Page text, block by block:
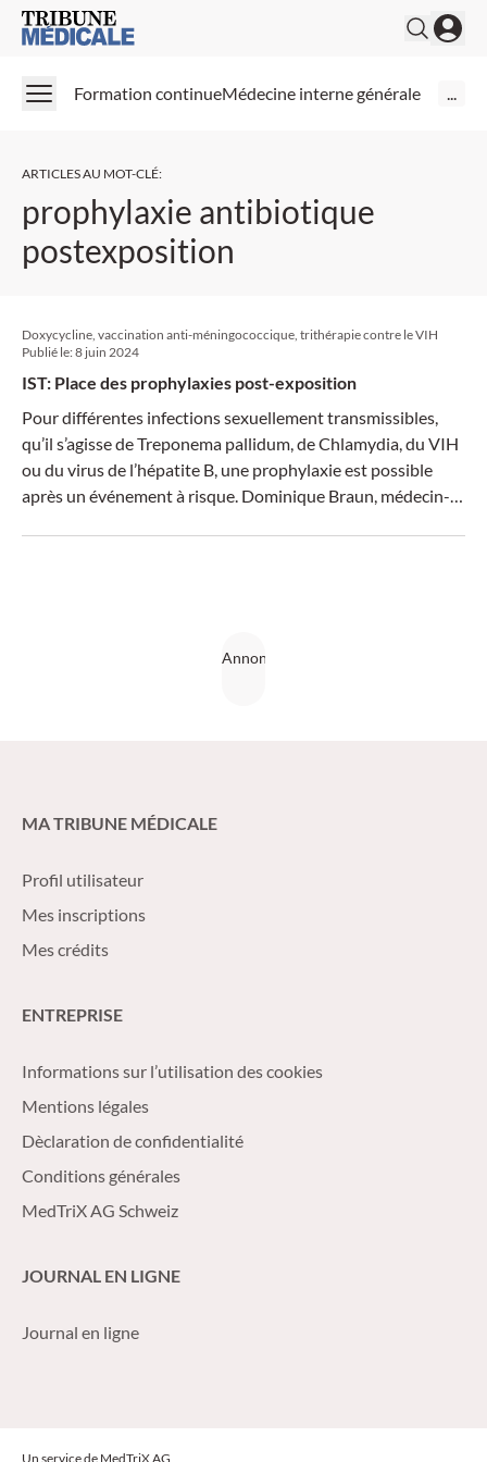
Medical Tribune
Formation continueMédecine interne générale ...
ARTICLES AU MOT-CLÉ:
prophylaxie antibiotique
postexposition
Doxycycline, vaccination anti-méningococcique, trithérapie contre le VIH
Publié le:8 juin 2024
IST: Place des prophylaxies post-exposition
Pour différentes infections sexuellement transmissibles,
qu’il s’agisse de Treponema pallidum, de Chlamydia, du VIH
ou du virus de l’hépatite B, une prophylaxie est possible
après un événement à risque. Dominique Braun, médecin-
MA TRIBUNE MÉDICALE
Profil utilisateur
Mes inscriptions
Mes crédits
ENTREPRISE
Informations sur l’utilisation des cookies
Mentions légales
Dèclaration de confidentialité
Conditions générales
MedTriX AG Schweiz
JOURNAL EN LIGNE
Journal en ligne
Un service de MedTriX AG